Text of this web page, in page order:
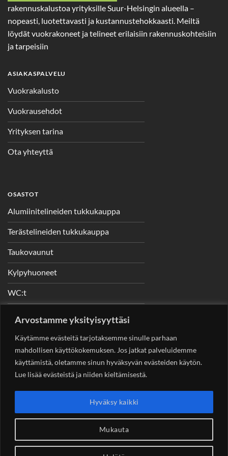
Arvostamme yksityisyyttäsi
Käytämme evästeitä tarjotaksemme sinulle parhaan
mahdollisen käyttökokemuksen. Jos jatkat palveluidemme
käyttämistä, oletamme sinun hyväksyvän evästeiden käytön.
Lue lisää evästeistä ja niiden kieltämisestä.
Mukauta
Hyväksy kaikki
rakennuskalustoa yrityksille Suur-Helsingin alueella –
nopeasti, luotettavasti ja kustannustehokkaasti. Meiltä
löydät vuokrakoneet ja telineet erilaisiin rakennuskohteisiin
ja tarpeisiin
ASIAKASPALVELU
Vuokrakalusto
Vuokrausehdot
Yrityksen tarina
Ota yhteyttä
OSASTOT
Alumiinitelineiden tukkukauppa
Terästelineiden tukkukauppa
Taukovaunut
Kylpyhuoneet
WC:t
YHTEYSTIEDOT
Helsingin Rakennuskonevuokraus OySotungintie 449,
00890 Helsinki 0400 99 53 63
asiakaspalvelu@rakennuskonevuokraus.fi